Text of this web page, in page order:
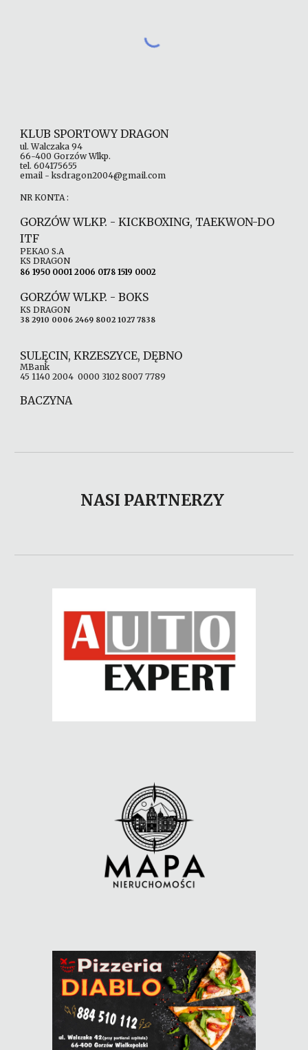
KLUB SPORTOWY DRAGON
ul. Walczaka 94
66-400 Gorzów Wlkp.
tel. 604175655
email - ksdragon2004@gmail.com
NR KONTA :
GORZÓW WLKP. - KICKBOXING, TAEKWON-DO
ITF
PEKAO S.A
KS DRAGON
86 1950 0001 2006 0178 1519 0002
GORZÓW WLKP. -BOKS
KS DRAGON
38 2910 0006 2469 8002 1027 7838
SULĘCIN, KRZESZYCE, DĘBNO
MBank
45 1140 2004 0000 3102 8007 7789
BACZYNA
NASI PARTNERZY